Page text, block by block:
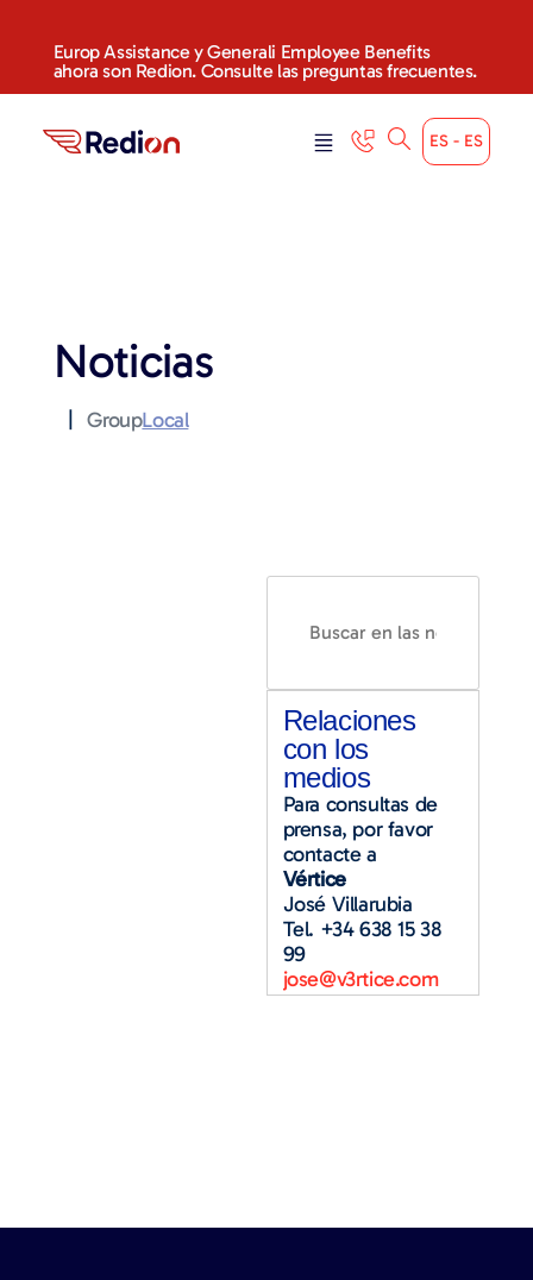
Europ Assistance y Generali Employee Benefits
ahora son Redion. Consulte las preguntas frecuentes.
ES - ES
Noticias
GroupLocal
Relaciones
con los
medios
Para consultas de
prensa, por favor
contacte a
Vértice
José Villarubia
Tel. +34 638 15 38
99
jose@v3rtice.com